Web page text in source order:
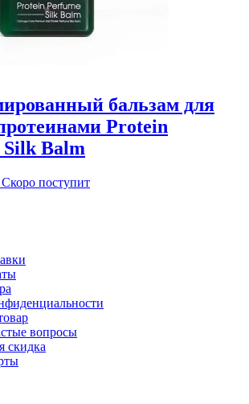
бальзам для
Protein
Silk Balm
Скоро поступит
вопросы
скидка